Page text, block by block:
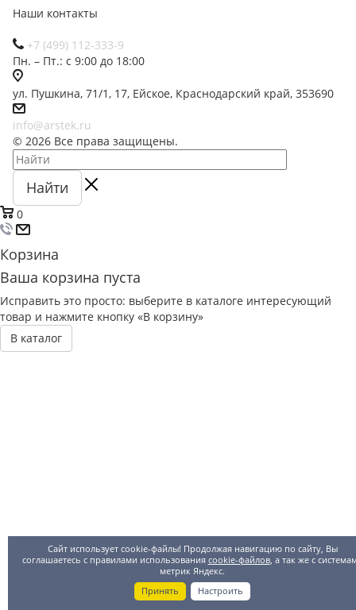
Наши контакты
+7 (499) 112-333-9
Пн. – Пт.: с 9:00 до 18:00
ул. Пушкина, 71/1, 17, Ейское, Краснодарский край, 353690
info@arstek.ru
© 2026 Все права защищены.
Найти
0
Корзина
Ваша корзина пуста
Исправить это просто: выберите в каталоге интересующий
товар и нажмите кнопку «В корзину»
В каталог
Сайт использует cookie-файлы! Продолжая навигацию по сайту, Вы
соглашаетесь с правилами использования cookie-файлов, а так же с
метрик Яндекс.
Принять
Настроить